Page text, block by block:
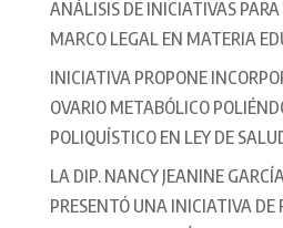
ANÁLISIS DE INICIATIVAS PARA
MARCO LEGAL EN MATERIA
INICIATIVA PROPONE
OVARIO METABÓLICO
POLIQUÍSTICO EN LEY DE
LA DIP. NANCY JEANINE
PRESENTÓ UNA INICIATIVA DE